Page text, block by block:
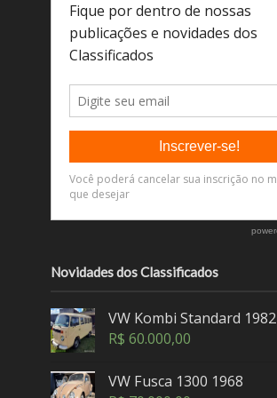
Novidades dos Classificados
VW Kombi Standard 1982
R$ 60.000,00
VW Fusca 1300 1968